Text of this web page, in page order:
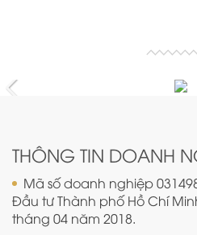
THÔNG TIN DOANH
Mã số doanh nghiệp
Đầu tư Thành phố Hồ Chí
tháng 04 năm 2018.